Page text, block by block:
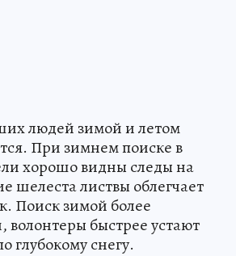
людей зимой и летом
При зимнем поиске в
хорошо видны следы на
шелеста листвы облегчает
Поиск зимой более
волонтеры быстрее устают
глубокому снегу.